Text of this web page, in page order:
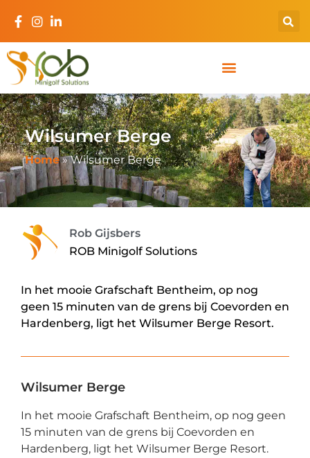
Wilsumer Berge
Home»Wilsumer Berge
Rob Gijsbers
ROB Minigolf Solutions
In het mooie Grafschaft Bentheim, op nog
geen 15 minuten van de grens bij Coevorden en
Hardenberg, ligt het Wilsumer Berge Resort.
Wilsumer Berge
In het mooie Grafschaft Bentheim, op nog geen
15 minuten van de grens bij Coevorden en
Hardenberg, ligt het Wilsumer Berge Resort.